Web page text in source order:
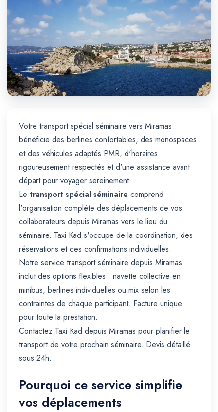
Votre transport spécial séminaire vers Miramas
bénéficie des berlines confortables, des monospaces
et des véhicules adaptés PMR, d'horaires
rigoureusement respectés et d'une assistance avant
départ pour voyager sereinement.
Le transport spécial séminaire comprend
l'organisation complète des déplacements de vos
collaborateurs depuis Miramas vers le lieu du
séminaire. Taxi Kad s'occupe de la coordination, des
réservations et des confirmations individuelles.
Notre service transport séminaire depuis Miramas
inclut des options flexibles : navette collective en
minibus, berlines individuelles ou mix selon les
contraintes de chaque participant. Facture unique
pour toute la prestation.
Contactez Taxi Kad depuis Miramas pour planifier le
transport de votre prochain séminaire. Devis détaillé
sous 24h.
Pourquoi ce service simplifie
vos déplacements